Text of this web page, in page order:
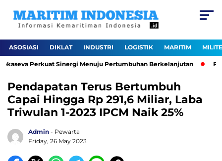
ASOSIASI DIKLAT INDUSTRI LOGISTIK MARITIM
Perkuat Sinergi Menuju Pertumbuhan Berkelanjutan
Pendapatan Terus Bertumbuh
Capai Hingga Rp 291,6 Miliar, Laba
Triwulan 1-2023 IPCM Naik 25%
Admin - Pewarta
Friday, 26 May 2023